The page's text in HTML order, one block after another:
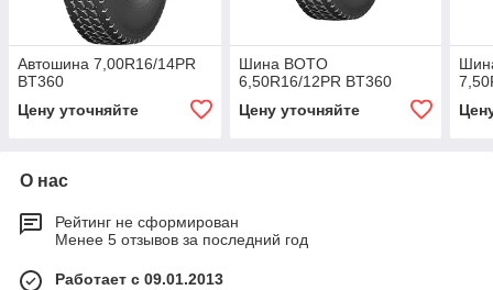
Автошина 7,00R16/14PR
BT360
Цену уточняйте
Шина BOTO
6,50R16/12PR BT360
Цену уточняйте
О нас
Рейтинг не сформирован
Менее 5 отзывов за последний год
Работает с 09.01.2013